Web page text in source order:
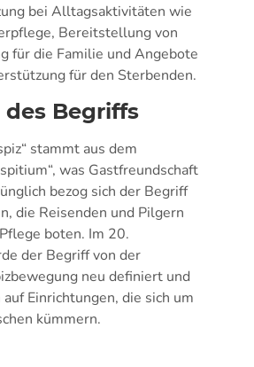
bei Alltagsaktivitäten wie
Bereitstellung von
für die Familie und Angebote
für den Sterbenden.
Begriffs
stammt aus dem
was Gastfreundschaft
bezog sich der Begriff
die Reisenden und Pilgern
boten. Im 20.
der Begriff von der
neu definiert und
Einrichtungen, die sich um
kümmern.